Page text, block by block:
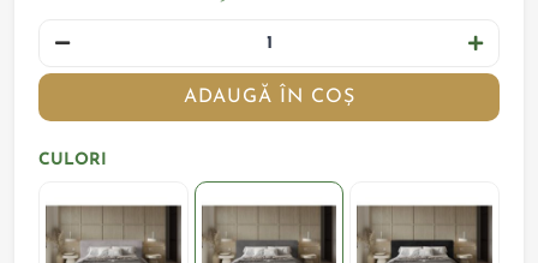
ADAUGĂ ÎN COȘ
CULORI